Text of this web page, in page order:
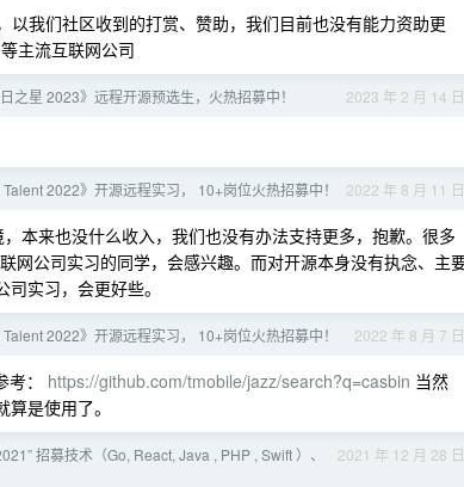
我们社区收到的打赏、赞助，我们目前也没有能力资助更
主流互联网公司
2023 年 2 月 14 日
之星 2023》远程开源预选生，火热招募中！
2022 年 8 月 11 日
2022》开源远程实习， 10+岗位火热招募中！
本来也没什么收入，我们也没有办法支持更多，抱歉。很多
网公司实习的同学，会感兴趣。而对开源本身没有执念、主
实习，会更好些。
2022 年 8 月 7 日
2022》开源远程实习， 10+岗位火热招募中！
： https://github.com/tmobile/jazz/search?q=casbin 当然
是使用了。
2021 年 12 月 28 日
招募技术（Go, React, Java , PHP , Swift ）、